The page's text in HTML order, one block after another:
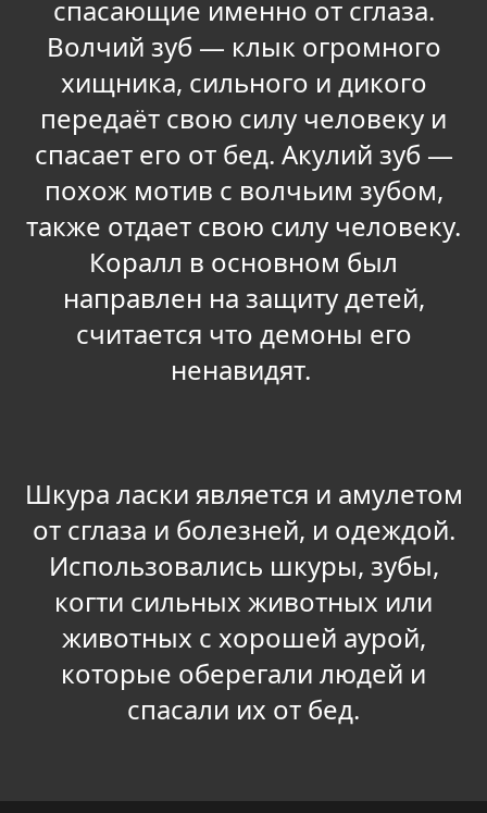
спасающие именно от сглаза.
Волчий зуб — клык огромного
хищника, сильного и дикого
передаёт свою силу человеку и
спасает его от бед. Акулий зуб —
похож мотив с волчьим зубом,
также отдает свою силу человеку.
Коралл в основном был
направлен на защиту детей,
считается что демоны его
ненавидят.
Шкура ласки является и амулетом
от сглаза и болезней, и одеждой.
Использовались шкуры, зубы,
когти сильных животных или
животных с хорошей аурой,
которые оберегали людей и
спасали их от бед.